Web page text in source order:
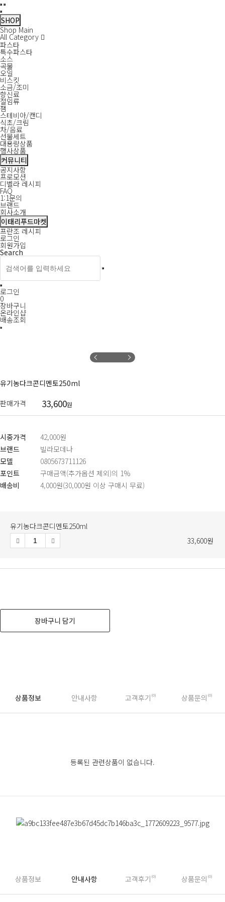
디
벨
라
메
뉴
열
기
검
색
메
뉴
닫
기
SHOP
Shop Main
All Category
파스타
특수파스타
소스
곡물
오일
비스킷
소금/조미
향신료
절임류
잼
스테비아/캔디
식초/크림
차/음료
선물세트
대용량상품
행사상품
커뮤니티
공지사항
프로모션
디벨라 레시피
FAQ
1:1문의
브랜드
회사소개
이태리푸드마켓
프란조 레시피
로그인
회원가입
Search
상
품
명
닫
기
로그인
0
장바구니
온라인샵
배송조회
SNS
목
록
보
기
디
벨
라
유
튜
브
디
벨
라
페
이
스
북
디
벨
라
인
스
타
그
램
유
기
농
다
크
콘
디
멘
토
250ml
>
식
초/
크
림
유기농다크콘디멘토250ml
판매가격 33,600원
시중가격
42,000원
브랜드
빌라모데나
모델
0805673711126
포인트
구매금액(추가옵션 제외)의 1%
배송비
4,000원(30,000원 이상 구매시 무료)
유기농다크콘디멘토250ml
33,600원
상품정보 안내사항 고객후기 (0) 상품문의 (0)
등록된 관련상품이 없습니다.
상품정보 안내사항 고객후기 (0) 상품문의 (0)
배
송
정
보
새
창
새
창
팩
스
메
일
주
소
(주)
영
인
코
퍼
레
이
션
유
튜
브
페
이
스
북
인
스
타
그
램